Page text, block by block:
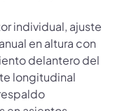
individual, ajuste
en altura con
delantero del
longitudinal